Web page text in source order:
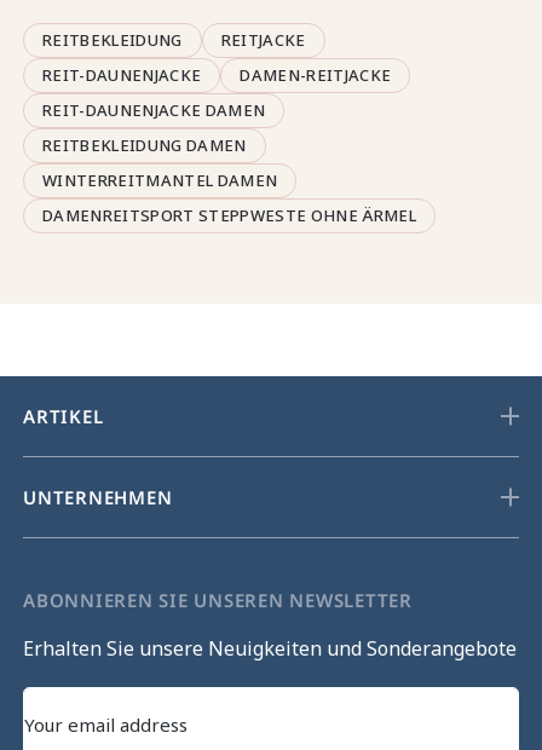
REITBEKLEIDUNG
REITJACKE
REIT-DAUNENJACKE
DAMEN-REITJACKE
REIT-DAUNENJACKE DAMEN
REITBEKLEIDUNG DAMEN
WINTERREITMANTEL DAMEN
DAMENREITSPORT STEPPWESTE OHNE ÄRMEL
ARTIKEL
UNTERNEHMEN
ABONNIEREN SIE UNSEREN NEWSLETTER
Erhalten Sie unsere Neuigkeiten und Sonderangebote